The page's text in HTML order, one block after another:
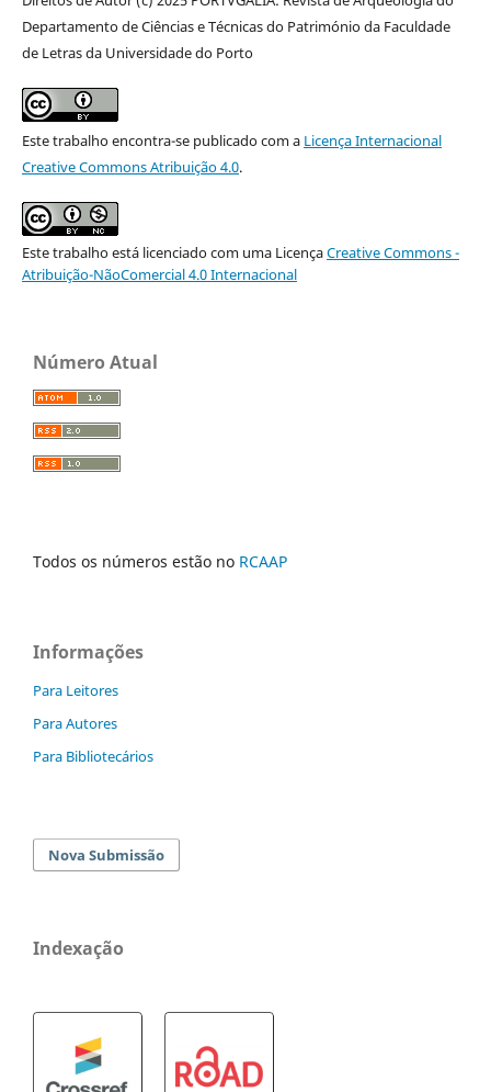
Departamento de Ciências e Técnicas do Património da Faculdade
de Letras da Universidade do Porto
Este trabalho encontra-se publicado com a Licença Internacional
Creative Commons Atribuição 4.0.
Este trabalho está licenciado com uma LicençaCreative Commons -
Atribuição-NãoComercial 4.0 Internacional
Número Atual
Todos os números estão no RCAAP
Informações
Para Leitores
Para Autores
Para Bibliotecários
Nova Submissão
Indexação